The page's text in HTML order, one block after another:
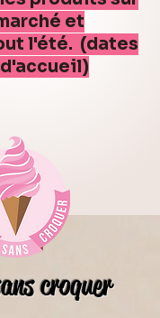
et
l'été. (dates
croquer